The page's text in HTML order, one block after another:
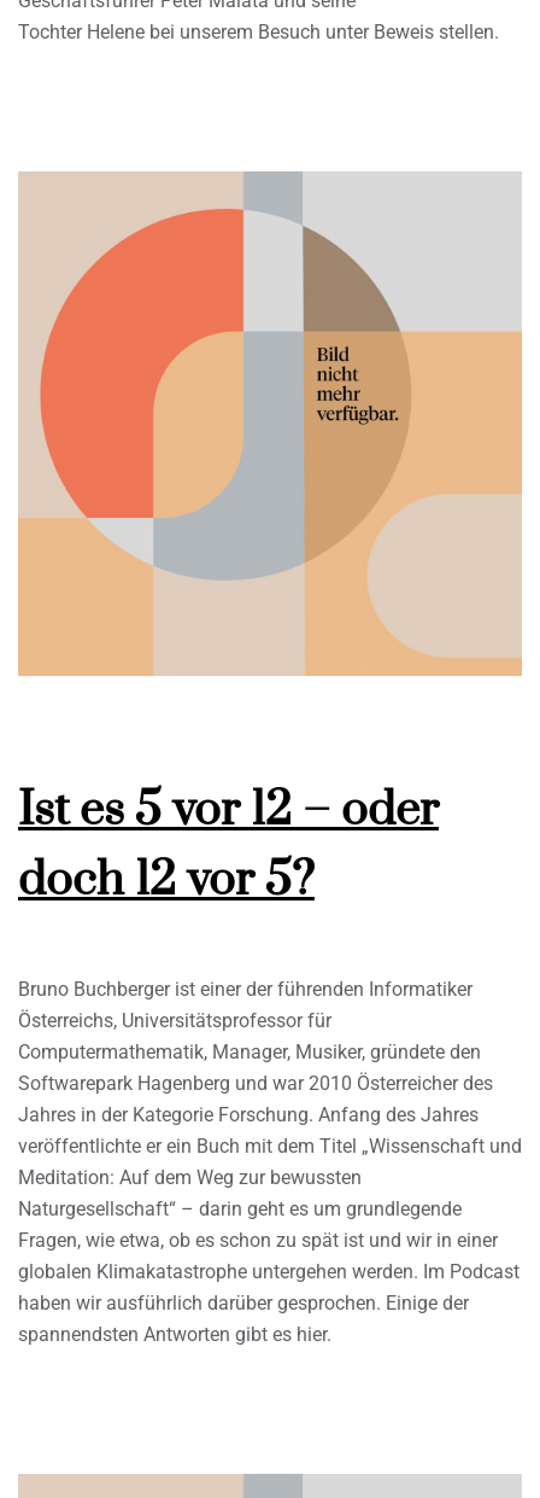
Tochter Helene bei unserem Besuch unter Beweis stellen.
Ist es 5 vor 12 – oder
doch 12 vor 5?
Bruno Buchberger ist einer der führenden Informatiker
Österreichs, Universitätsprofessor für
Computermathematik, Manager, Musiker, gründete den
Softwarepark Hagenberg und war 2010 Österreicher des
Jahres in der Kategorie Forschung. Anfang des Jahres
veröffentlichte er ein Buch mit dem Titel „Wissenschaft und
Meditation: Auf dem Weg zur bewussten
Naturgesellschaft“ – darin geht es um grundlegende
Fragen, wie etwa, ob es schon zu spät ist und wir in einer
globalen Klimakatastrophe untergehen werden. Im Podcast
haben wir ausführlich darüber gesprochen. Einige der
spannendsten Antworten gibt es hier.